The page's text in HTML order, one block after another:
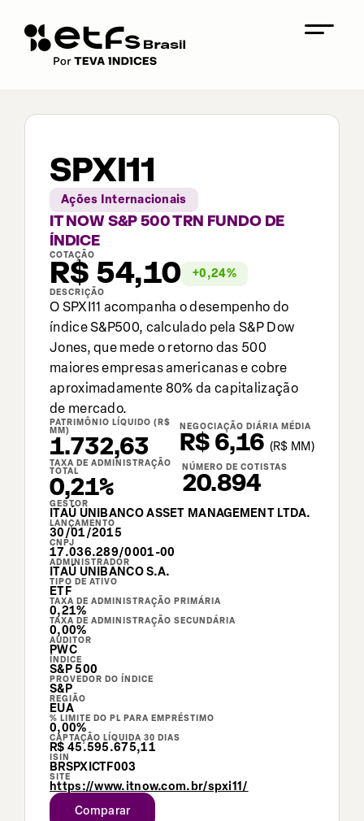
SPXI11
Ações Internacionais
IT NOW S&P 500 TRN FUNDO DE
ÍNDICE
COTAÇÃO
R$ 54,10 +0,24%
DESCRIÇÃO
O SPXI11 acompanha o desempenho do
índice S&P500, calculado pela S&P Dow
Jones, que mede o retorno das 500
maiores empresas americanas e cobre
aproximadamente 80% da capitalização
de mercado.
PATRIMÔNIO LÍQUIDO (R$
MM)
1.732,63
NEGOCIAÇÃO DIÁRIA MÉDIA
R$ 6,16 (R$ MM)
TAXA DE ADMINISTRAÇÃO
TOTAL
0,21%
NÚMERO DE COTISTAS
20.894
GESTOR
ITAÚ UNIBANCO ASSET MANAGEMENT LTDA.
LANÇAMENTO
30/01/2015
CNPJ
17.036.289/0001-00
ADMINISTRADOR
ITAÚ UNIBANCO S.A.
TIPO DE ATIVO
ETF
TAXA DE ADMINISTRAÇÃO PRIMÁRIA
0,21%
TAXA DE ADMINISTRAÇÃO SECUNDÁRIA
0,00%
AUDITOR
PWC
ÍNDICE
S&P 500
PROVEDOR DO ÍNDICE
S&P
REGIÃO
EUA
% LIMITE DO PL PARA EMPRÉSTIMO
0,00%
CAPTAÇÃO LÍQUIDA 30 DIAS
R$ 45.595.675,11
ISIN
BRSPXICTF003
SITE
https://www.itnow.com.br/spxi11/
Comparar